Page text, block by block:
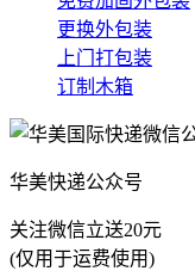
更换外包装
上门打包装
订制木箱
华美快递公众号
关注微信立送20元
(仅用于运费使用)